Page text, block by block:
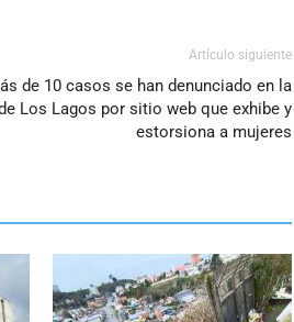
Artículo siguiente
de 10 casos se han denunciado en la
Los Lagos por sitio web que exhibe y
estorsiona a mujeres